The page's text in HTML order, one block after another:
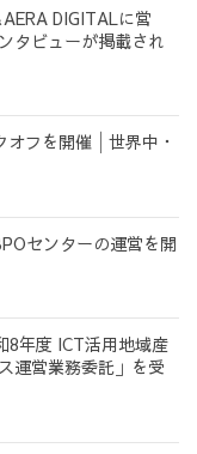
DIGITALに営
タビューが掲載され
オフを開催│世界中・
センターの運営を開
8年度 ICT活用地域産
運営業務委託」を受